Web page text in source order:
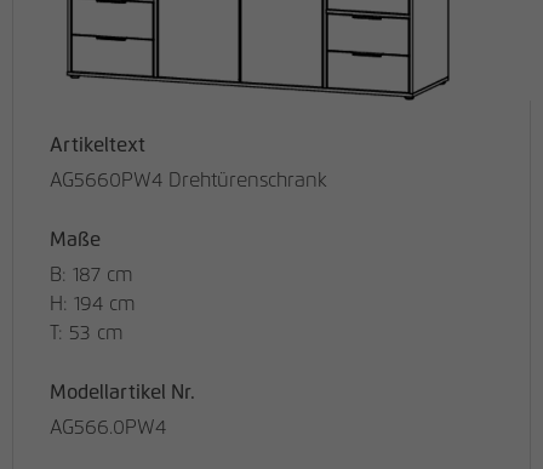
Artikeltext
AG5660PW4 Drehtürenschrank
Maße
B: 187 cm
H: 194 cm
T: 53 cm
Modellartikel Nr.
AG566.0PW4